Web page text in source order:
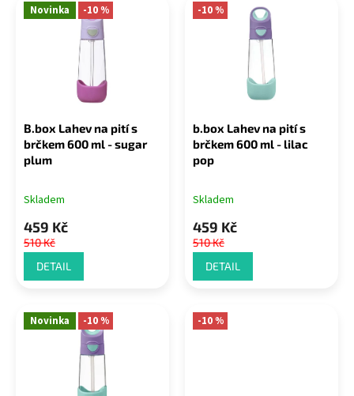
Novinka -10 %
B.box Lahev na pití s
brčkem 600 ml - sugar
plum
Skladem
459 Kč
510 Kč
DETAIL
-10 %
b.box Lahev na pití s
brčkem 600 ml - lilac
pop
Skladem
459 Kč
510 Kč
DETAIL
Novinka -10 % -10 %